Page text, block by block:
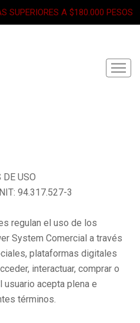
SUPERIORES A $180.000 PESOS
USO
94.317.527-3
regulan el uso de los
System Comercial a través
plataformas digitales
interactuar, comprar o
acepta plena e
términos.